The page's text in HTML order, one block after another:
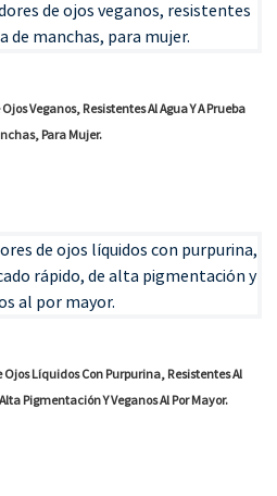
Veganos, Resistentes Al Agua Y A Prueba
Para Mujer.
Líquidos Con Purpurina, Resistentes Al
Pigmentación Y Veganos Al Por Mayor.